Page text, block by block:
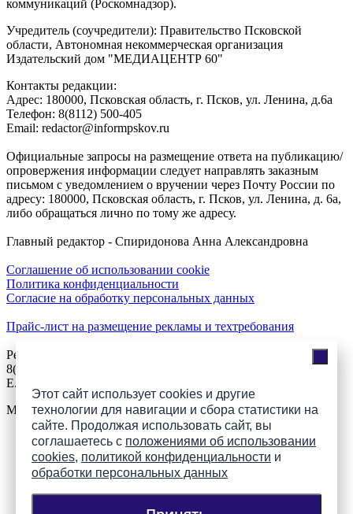
Этот сайт использует cookies и другие
технологии для навигации и сбора статистики на
сайте. Продолжая использовать сайт, вы
соглашаетесь с положениями об использовании
cookies, политикой конфиденциальности и
обработки персональных данных
коммуникаций (Роскомнадзор).
Учредитель (соучредители): Правительство Псковской
области, Автономная некоммерческая организация
Издательский дом "МЕДИАЦЕНТР 60"
Контакты редакции:
Адреc: 180000, Псковская область, г. Псков, ул. Ленина, д.6а
Телефон: 8(8112) 500-405
Email: redactor@informpskov.ru
Официальные запросы на размещение ответа на публикацию/
опровержения информации следует направлять заказным
письмом с уведомлением о вручении через Почту России по
адресу: 180000, Псковская область, г. Псков, ул. Ленина, д. 6а,
либо обращаться лично по тому же адресу.
Главный редактор - Спиридонова Анна Александровна
Соглашение об использовании cookie
Политика конфиденциальности
Согласие на обработку персональных данных
Прайс-лист на размещение рекламы и техтребования
Реклама на сайте
8(921)508-52-62, телефон 8(8112) 500-131
E.Sezeikina@mhpsk.ru
Меню
Слушать радио «7 небо» онлайн